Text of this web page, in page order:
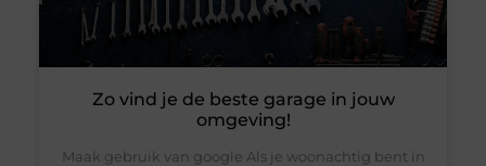
Zo vind je de beste garage in jouw
omgeving!
Maak gebruik van google Als je woonachtig bent in